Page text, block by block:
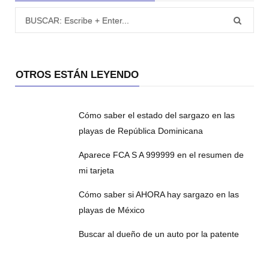
OTROS ESTÁN LEYENDO
Cómo saber el estado del sargazo en las
playas de República Dominicana
Aparece FCA S A 999999 en el resumen de
mi tarjeta
Cómo saber si AHORA hay sargazo en las
playas de México
Buscar al dueño de un auto por la patente